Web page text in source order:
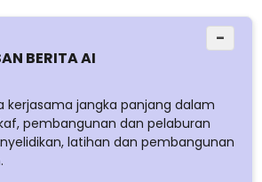
BERITA AI
−
kerjasama jangka panjang dalam
pembangunan dan pelaburan
latihan dan pembangunan